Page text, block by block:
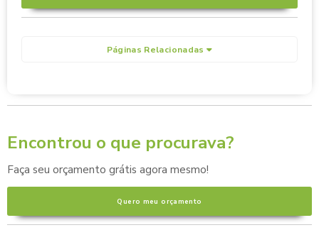
Páginas Relacionadas
Encontrou o que procurava?
Faça seu orçamento grátis agora mesmo!
Quero meu orçamento